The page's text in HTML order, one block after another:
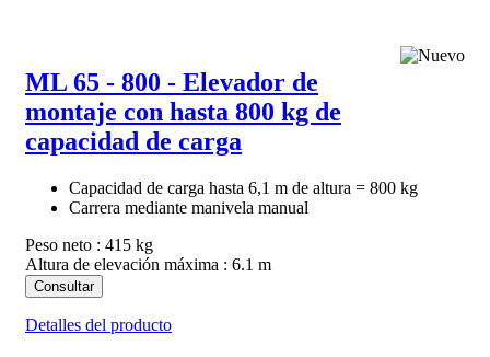
ML 65 - 800 - Elevador de
montaje con hasta 800 kg de
capacidad de carga
Capacidad de carga hasta 6,1 m de altura = 800 kg
Carrera mediante manivela manual
Peso neto : 415 kg
Altura de elevación máxima : 6.1 m
Consultar
Detalles del producto